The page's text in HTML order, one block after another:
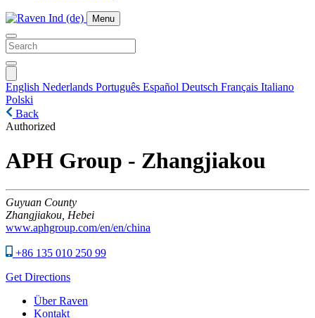
Menu
English Nederlands Português Español Deutsch Français Italiano
Polski
Back
Authorized
APH Group - Zhangjiakou
Guyuan County
Zhangjiakou, Hebei
www.aphgroup.com/en/en/china
+86 135 010 250 99
Get Directions
Über Raven
Kontakt